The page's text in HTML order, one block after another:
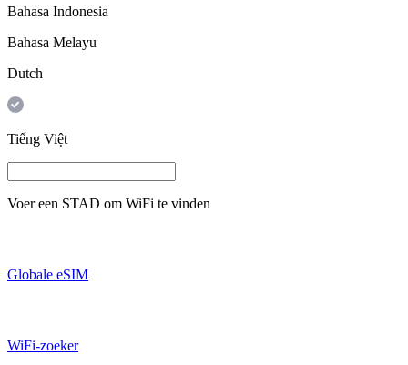
Bahasa Indonesia
Bahasa Melayu
Dutch
Tiếng Việt
Voer een STAD om WiFi te vinden
Globale eSIM
WiFi-zoeker